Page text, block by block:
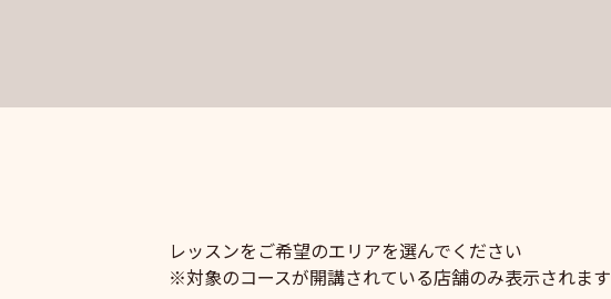
レッスンをご希望のエリアを選んでください
※対象のコースが開講されている店舗のみ表示されます